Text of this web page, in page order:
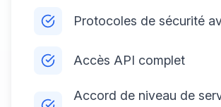
Protocoles de sécurité
Accès API complet
Accord de niveau de